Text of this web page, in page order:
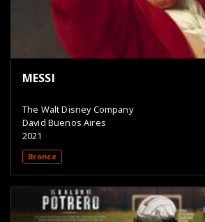
MESSI
The Walt Disney Company
David Buenos Aires
2021
Bronce